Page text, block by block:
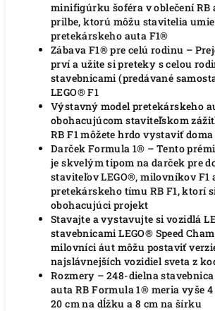
minifigúrku šoféra v oblečení RB
prilbe, ktorú môžu stavitelia
pretekárskeho auta F1®
Zábava F1® pre celú rodinu –
prví a užite si preteky s celou
stavebnicami (predávané
LEGO® F1
Výstavný model pretekárskeho
obohacujúcom staviteľskom
RB F1 môžete hrdo vystaviť
Darček Formula 1® – Tento
je skvelým tipom na darček pre
staviteľov LEGO®, milovníkov F1
pretekárskeho tímu RB F1, ktorí
obohacujúci projekt
Stavajte a vystavujte si vozidlá
stavebnicami LEGO® Speed
milovníci áut môžu postaviť
najslávnejších vozidiel sveta z
Rozmery – 248-dielna
auta RB Formula 1® meria vyše
20 cm na dĺžku a 8 cm na šírku